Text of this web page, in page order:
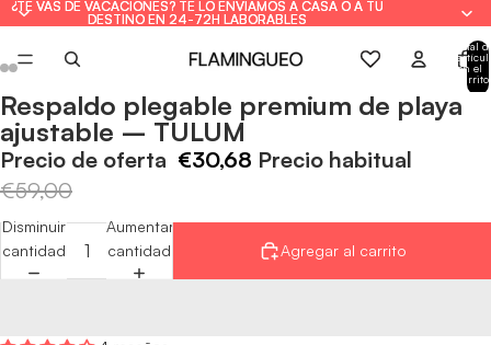
¿TE VAS DE VACACIONES? TE LO ENVIAMOS A CASA O A TU
DESTINO EN 24-72H LABORABLES
¿TE VAS DE VACACIONES? TE LO ENVIAMOS A CASA O A TU
DESTINO EN 24-72H LABORABLES
Total
en el
carrito:
Abrir
imagen
a
completa
Abrir
imagen
a
completa
Abrir
imagen
a
completa
Abrir
imagen
a
completa
Abrir
imagen
a
completa
Abrir
imagen
a
completa
Respaldo plegable premium de playa
ajustable – TULUM
Precio de oferta €30,68 Precio habitual
€59,00
Disminuir
cantidad
Aumentar
cantidad
Agregar al carrito